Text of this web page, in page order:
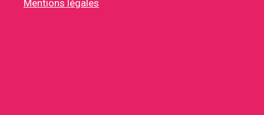
Mentions légales